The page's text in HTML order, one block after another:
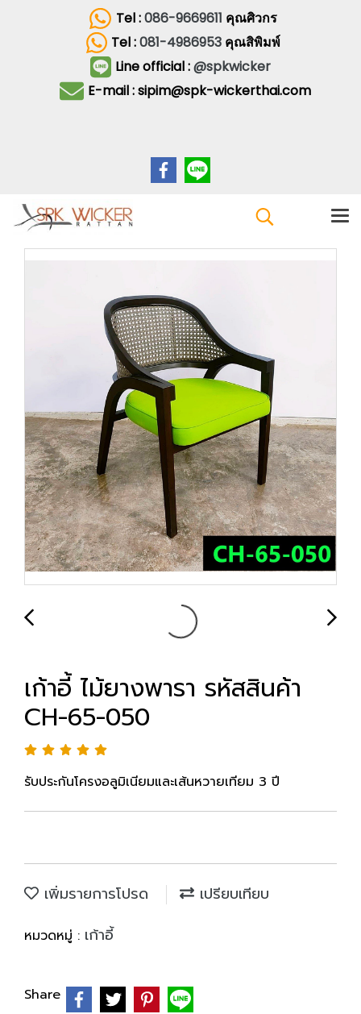
Tel :086-9669611 คุณศิวกร
Tel :081-4986953 คุณสิพิมพ์
Line official :@spkwicker
E-mail : sipim@spk-wickerthai.com
เก้าอี้ ไม้ยางพารา รหัสสินค้า
CH-65-050
รับประกันโครงอลูมิเนียมและเส้นหวายเทียม 3 ปี
เพิ่มรายการโปรด เปรียบเทียบ
หมวดหมู่ : เก้าอี้
Share